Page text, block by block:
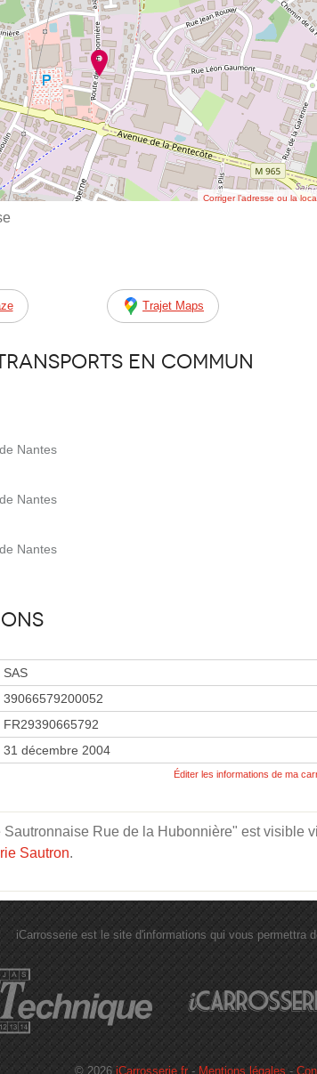
Corriger l’adresse ou la
Trajet Maps
en commun
Nantes
Nantes
Nantes
SAS
39066579200052
FR29390665792
31 décembre 2004
Éditer les informations de ma
Rue de la Hubonnière" est visible
Sautron.
iCarrosserie est le site d'informations qui vous permettra
© 2026 iCarrosserie.fr - Mentions légales -